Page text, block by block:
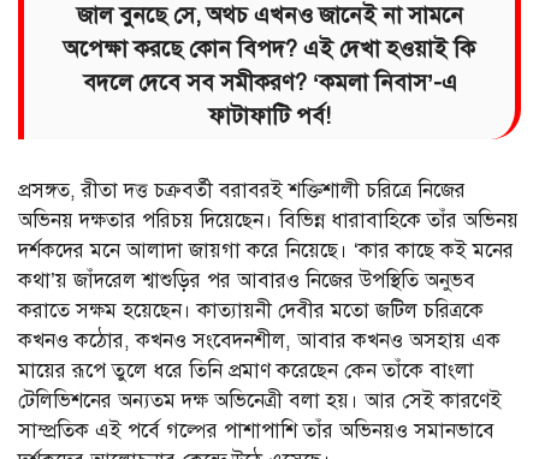
জাল বুনছে সে, অথচ এখনও জানেই না সামনে
অপেক্ষা করছে কোন বিপদ? এই দেখা হওয়াই কি
বদলে দেবে সব সমীকরণ? ‘কমলা নিবাস’-এ
ফাটাফাটি পর্ব!
প্রসঙ্গত, রীতা দত্ত চক্রবর্তী বরাবরই শক্তিশালী চরিত্রে নিজের
অভিনয় দক্ষতার পরিচয় দিয়েছেন। বিভিন্ন ধারাবাহিকে তাঁর অভিনয়
দর্শকদের মনে আলাদা জায়গা করে নিয়েছে। ‘কার কাছে কই মনের
কথা’য় জাঁদরেল শ্বাশুড়ির পর আবারও নিজের উপস্থিতি অনুভব
করাতে সক্ষম হয়েছেন। কাত্যায়নী দেবীর মতো জটিল চরিত্রকে
কখনও কঠোর, কখনও সংবেদনশীল, আবার কখনও অসহায় এক
মায়ের রূপে তুলে ধরে তিনি প্রমাণ করেছেন কেন তাঁকে বাংলা
টেলিভিশনের অন্যতম দক্ষ অভিনেত্রী বলা হয়। আর সেই কারণেই
সাম্প্রতিক এই পর্বে গল্পের পাশাপাশি তাঁর অভিনয়ও সমানভাবে